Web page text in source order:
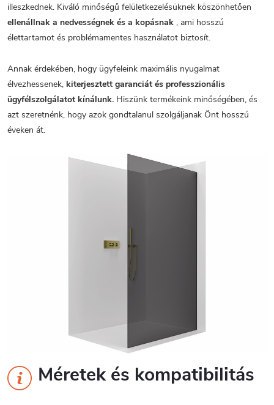
illeszkednek. Kiváló minőségű felületkezelésüknek köszönhetően
ellenállnak a nedvességnek és a kopásnak , ami hosszú
élettartamot és problémamentes használatot biztosít.
Annak érdekében, hogy ügyfeleink maximális nyugalmat
élvezhessenek, kiterjesztett garanciát és professzionális
ügyfélszolgálatot kínálunk. Hiszünk termékeink minőségében, és
azt szeretnénk, hogy azok gondtalanul szolgáljanak Önt hosszú
éveken át.
Méretek és kompatibilitás